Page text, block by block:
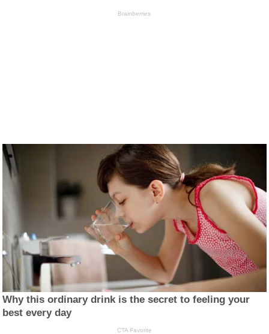
Brainberries
Why this ordinary drink is the secret to feeling your
best every day
CTA Favorite